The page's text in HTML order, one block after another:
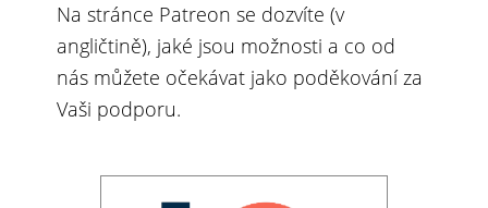
Na stránce Patreon se dozvíte (v
angličtině), jaké jsou možnosti a co od
nás můžete očekávat jako poděkování za
Vaši podporu.